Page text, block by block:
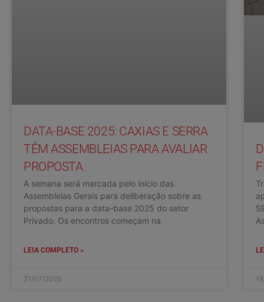
DATA-BASE 2025: CAXIAS E SERRA
TÊM ASSEMBLEIAS PARA AVALIAR
PROPOSTA
A semana será marcada pelo início das
Assembleias Gerais para deliberação sobre as
propostas para a data-base 2025 do setor
Privado. Os encontros começam na
LEIA COMPLETO »
21/07/2025